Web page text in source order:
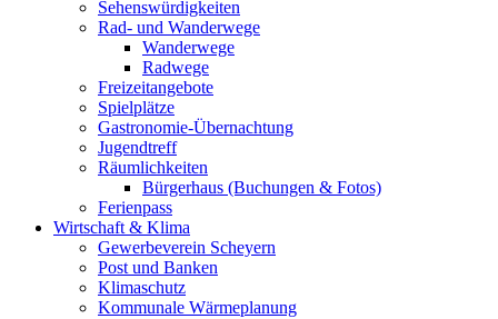
Sehenswürdigkeiten
Rad- und Wanderwege
Wanderwege
Radwege
Freizeitangebote
Spielplätze
Gastronomie-Übernachtung
Jugendtreff
Räumlichkeiten
Bürgerhaus (Buchungen & Fotos)
Ferienpass
Wirtschaft & Klima
Gewerbeverein Scheyern
Post und Banken
Klimaschutz
Kommunale Wärmeplanung